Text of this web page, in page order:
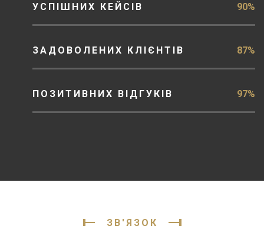
УСПІШНИХ КЕЙСІВ 90%
ЗАДОВОЛЕНИХ КЛІЄНТІВ 87%
ПОЗИТИВНИХ ВІДГУКІВ 97%
ЗВ'ЯЗОК